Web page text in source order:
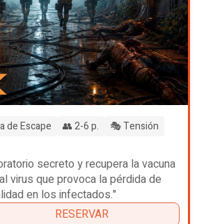
de Escape 👥 2-6 p.
🎭 Tensión
secreto y recupera la vacuna
virus que provoca la pérdida de
en los infectados."
RESERVAR